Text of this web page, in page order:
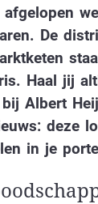
De
Haal jij
Albert
deze
in je